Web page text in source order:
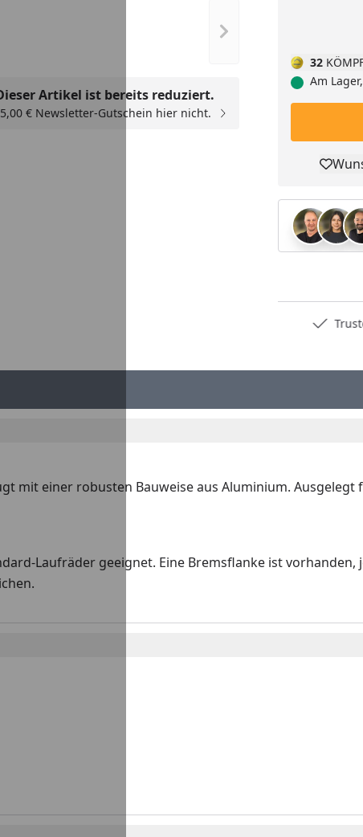
Nächstes Bild anzeigen
Artikel ist bereits reduziert.
€ Newsletter-Gutschein hier nicht.
32
Am
mit einer robusten Bauweise aus Aluminium.
Laufräder geeignet. Eine Bremsflanke ist